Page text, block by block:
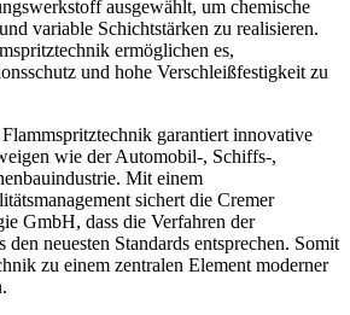
ausgewählt, um chemische
variable Schichtstärken zu realisieren.
ermöglichen es,
und hohe Verschleißfestigkeit zu
garantiert innovative
wie der Automobil-, Schiffs-,
Mit einem
sichert die Cremer
GmbH, dass die Verfahren der
den neuesten Standards entsprechen. Somit
zu einem zentralen Element moderner